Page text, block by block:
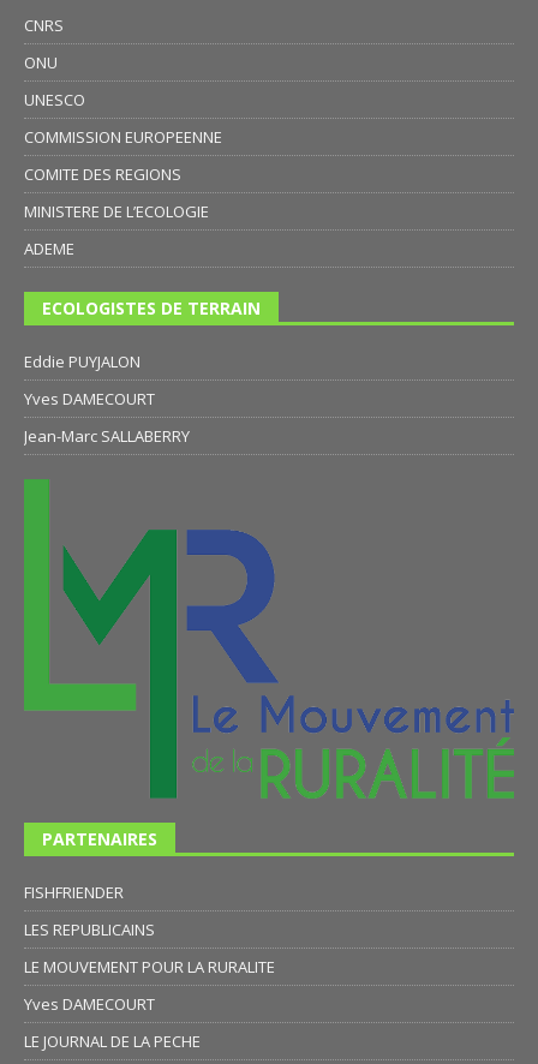
CNRS
ONU
UNESCO
COMMISSION EUROPEENNE
COMITE DES REGIONS
MINISTERE DE L’ECOLOGIE
ADEME
ECOLOGISTES DE TERRAIN
Eddie PUYJALON
Yves DAMECOURT
Jean-Marc SALLABERRY
PARTENAIRES
FISHFRIENDER
LES REPUBLICAINS
LE MOUVEMENT POUR LA RURALITE
Yves DAMECOURT
LE JOURNAL DE LA PECHE